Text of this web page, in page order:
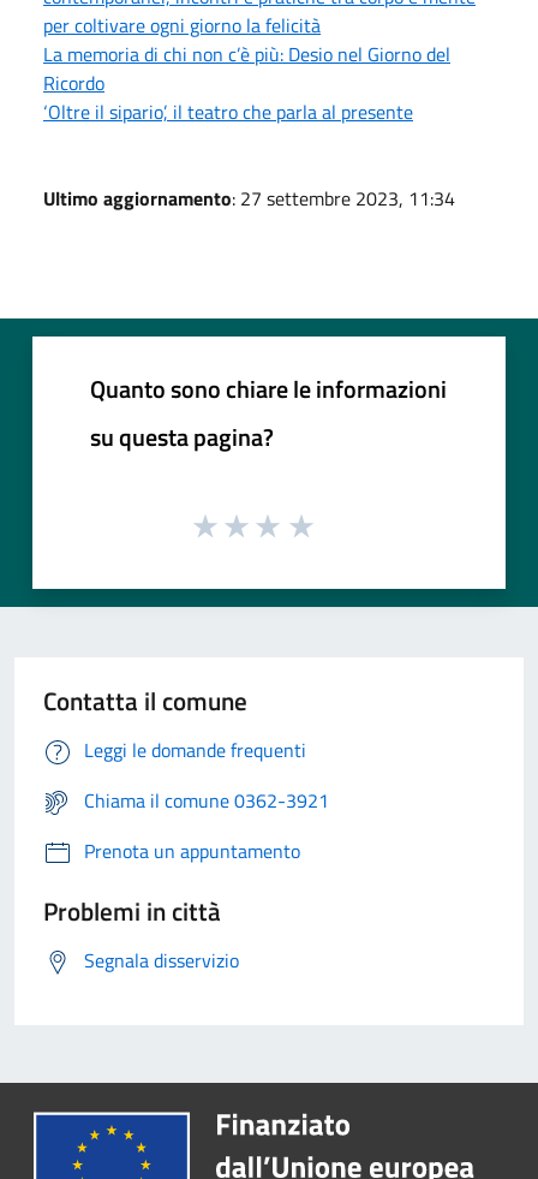
per coltivare ogni giorno la felicità
La memoria di chi non c’è più: Desio nel Giorno del
Ricordo
‘Oltre il sipario’, il teatro che parla al presente
Ultimo aggiornamento: 27 settembre 2023, 11:34
Quanto sono chiare le informazioni
su questa pagina?
Contatta il comune
Leggi le domande frequenti
Chiama il comune 0362-3921
Prenota un appuntamento
Problemi in città
Segnala disservizio